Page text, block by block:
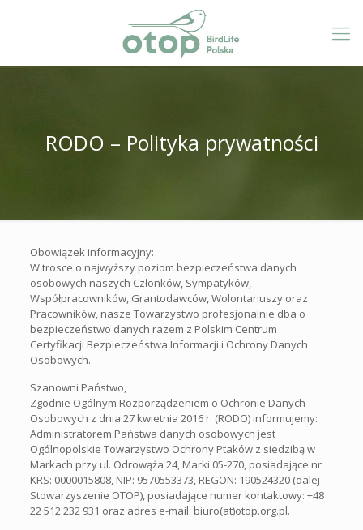
RODO – Polityka prywatności
Obowiązek informacyjny:
W trosce o najwyższy poziom bezpieczeństwa danych
osobowych naszych Członków, Sympatyków,
Współpracowników, Grantodawców, Wolontariuszy oraz
Pracowników, nasze Towarzystwo profesjonalnie dba o
bezpieczeństwo danych razem z Polskim Centrum
Certyfikacji Bezpieczeństwa Informacji i Ochrony Danych
Osobowych.
Szanowni Państwo,
Zgodnie Ogólnym Rozporządzeniem o Ochronie Danych
Osobowych z dnia 27 kwietnia 2016 r. (RODO) informujemy:
Administratorem Państwa danych osobowych jest
Ogólnopolskie Towarzystwo Ochrony Ptaków z siedzibą w
Markach przy ul. Odrowąża 24, Marki 05-270, posiadające nr
KRS: 0000015808, NIP: 9570553373, REGON: 190524320 (dalej
Stowarzyszenie OTOP), posiadające numer kontaktowy: +48
22 512 232 931 oraz adres e-mail: biuro(at)otop.org.pl.